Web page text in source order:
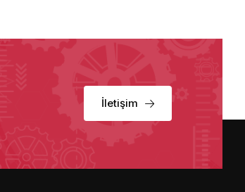
İletişim